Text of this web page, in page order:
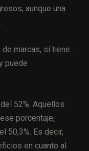
aunque una
marcas, sí tiene
puede
52%. Aquellos
porcentaje,
50,3%. Es decir,
en cuanto al